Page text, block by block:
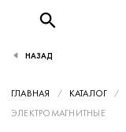
ГЛАВНАЯ КАТАЛОГ
ЭЛЕКТРОМАГНИТНЫЕ
НАЗАД